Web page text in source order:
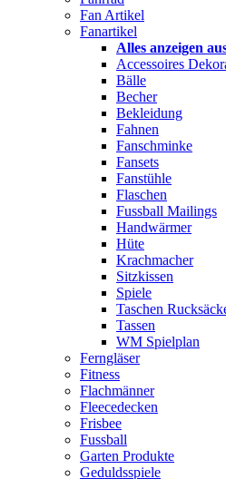
Fan Artikel
Fanartikel
Alles anzeigen
Accessoires
Bälle
Becher
Bekleidung
Fahnen
Fanschminke
Fansets
Fanstühle
Flaschen
Fussball Mailings
Handwärmer
Hüte
Krachmacher
Sitzkissen
Spiele
Taschen
Tassen
WM Spielplan
Ferngläser
Fitness
Flachmänner
Fleecedecken
Frisbee
Fussball
Garten Produkte
Geduldsspiele